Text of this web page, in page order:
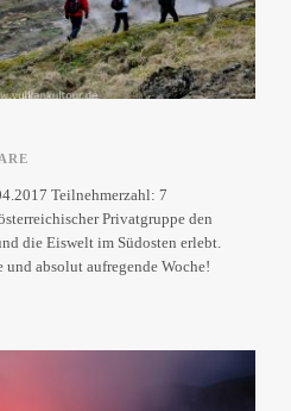
Teilnehmerzahl: 7
Privatgruppe den
die Eiswelt im Südosten erlebt.
absolut aufregende Woche!